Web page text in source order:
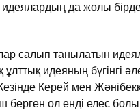
идеялардың да жолы
салып танылатын
ұлттық идеяның бүгiнгi
Керей мен
берген ол ендi елес